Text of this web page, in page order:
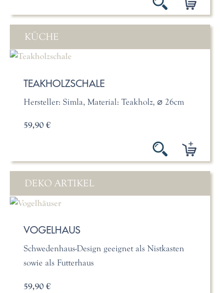
KÜCHE
TEAKHOLZSCHALE
Hersteller: Simla, Material: Teakholz, ⌀ 26cm
59,90 €
DEKO ARTIKEL
VOGELHAUS
Schwedenhaus-Design geeignet als Nistkasten
sowie als Futterhaus
59,90 €